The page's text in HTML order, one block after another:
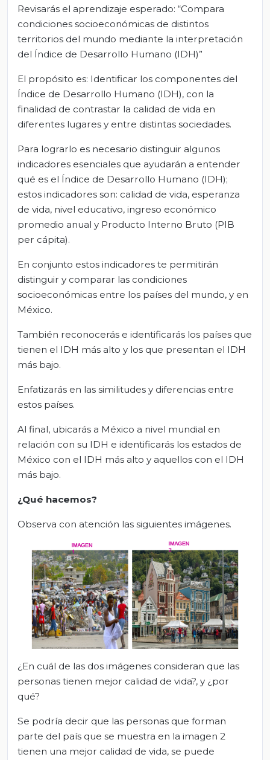
Revisarás el aprendizaje esperado: “Compara
condiciones socioeconómicas de distintos
territorios del mundo mediante la interpretación
del Índice de Desarrollo Humano (IDH)”
El propósito es: Identificar los componentes del
Índice de Desarrollo Humano (IDH), con la
finalidad de contrastar la calidad de vida en
diferentes lugares y entre distintas sociedades.
Para lograrlo es necesario distinguir algunos
indicadores esenciales que ayudarán a entender
qué es el Índice de Desarrollo Humano (IDH);
estos indicadores son: calidad de vida, esperanza
de vida, nivel educativo, ingreso económico
promedio anual y Producto Interno Bruto (PIB
per cápita).
En conjunto estos indicadores te permitirán
distinguir y comparar las condiciones
socioeconómicas entre los países del mundo, y en
México.
También reconocerás e identificarás los países que
tienen el IDH más alto y los que presentan el IDH
más bajo.
Enfatizarás en las similitudes y diferencias entre
estos países.
Al final, ubicarás a México a nivel mundial en
relación con su IDH e identificarás los estados de
México con el IDH más alto y aquellos con el IDH
más bajo.
¿Qué hacemos?
Observa con atención las siguientes imágenes.
¿En cuál de las dos imágenes consideran que las
personas tienen mejor calidad de vida?, y ¿por
qué?
Se podría decir que las personas que forman
parte del país que se muestra en la imagen 2
tienen una mejor calidad de vida, se puede